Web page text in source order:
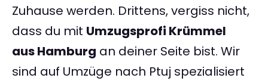
Zuhause werden. Drittens, vergiss nicht,
dass du mit Umzugsprofi Krümmel
aus Hamburg an deiner Seite bist. Wir
sind auf Umzüge nach Ptuj spezialisiert